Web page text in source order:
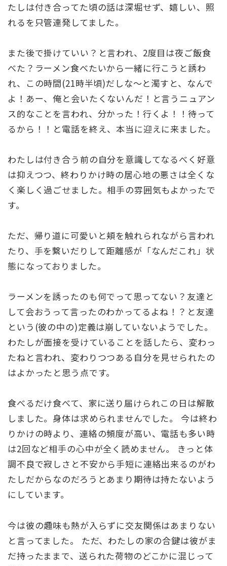
たしは付き合ってた頃の話は深堀せず、嬉しい、照
れるを只管連発してました。
また後で掛けていい？と言われ、2度目は夜ご飯食
べた？ラーメン食べたいから一緒に行こうと誘わ
れ、この時間(21時半頃)だしな～と濁すと、なんで
よ！あー、俺と会いたくないんだ！と言うニュアン
ス的なことを言われ、分かった！行くよ！！待って
るから！！と電話を終え、本当に迎えに来ました。
わたしは付き合う前の自分を意識してなるべく好意
は抑えつつ、終わりかけ時の居心地の悪さは全くな
く楽しく過ごせました。相手の雰囲気もよかったで
す。
ただ、帰り道に可愛いと頬を触れられながら言われ
たり、手を繋いだりして距離感が「なんだこれ」状
態になっておりました。
ラーメンを誘ったのも何でって思ってない？友達と
して会おうって言ったのわかってるよね！？と友達
という(彼の中の)定義は崩していないようでした。
わたしが面接を受けていることを話したら、変わっ
たねと言われ、変わりつつある自分を見せられたの
はよかったと思う点です。
食べるだけ食べて、家に送り届けられこの日は解散
しました。身体は求められませんでした。 今は終わ
りかけの時より、連絡の頻度が高い、電話も多い時
は2回など相手の心中が全く読めません。 きっと体
調不良で寂しさと不安から手短に連絡出来るのがわ
たしだからなのだろうとあまり期待は持たないよう
にしています。
今は彼の趣味も熱が入らずに交友関係はあまりない
と言ってました。 ただ、わたしの家の合鍵は彼がま
だ持ったままで、送られた荷物のどこかに混じって